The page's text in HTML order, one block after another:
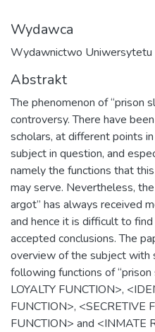
Wydawca
Wydawnictwo Uniwersytetu
Abstrakt
The phenomenon of “prison
controversy. There have
scholars, at different points
subject in question, and
namely the functions that
may serve. Nevertheless,
argot” has always received
and hence it is difficult to
accepted conclusions. The
overview of the subject with
following functions of
LOYALTY FUNCTION>,
FUNCTION>, <SECRETIVE
FUNCTION> and <INMATE